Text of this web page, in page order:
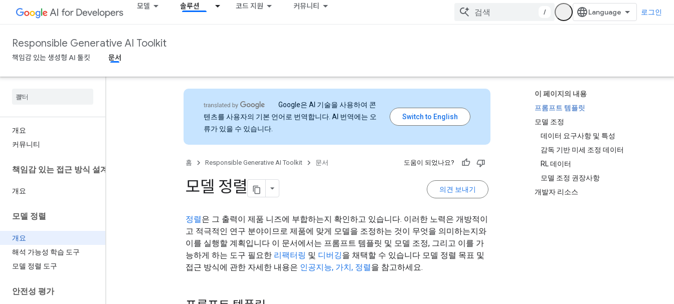
모델 솔루션 코드 지원 커뮤니티
/ 로그인
Responsible Generative AI Toolkit
책임감 있는 생성형 AI 툴킷 문서
개요
커뮤니티
책임감 있는 접근 방식 설계
개요
모델 정렬
개요
해석 가능성 학습 도구
모델 정렬 도구
안전성 평가
이 페이지의 내용
프롬프트 템플릿
모델 조정
데이터 요구사항 및 특성
감독 기반 미세 조정 데이터
RL 데이터
모델 조정 권장사항
개발자 리소스
Google은 AI 기술을 사용하여 콘
텐츠를 사용자의 기본 언어로 번역합니다. AI 번역에는 오
류가 있을 수 있습니다.
홈 Responsible Generative AI Toolkit 문서 도움이 되었나요?
의견 보내기
모델 정렬
정렬은 그 출력이 제품 니즈에 부합하는지 확인하고 있습니다. 이러한 노력은 개방적이
고 적극적인 연구 분야이므로 제품에 맞게 모델을 조정하는 것이 무엇을 의미하는지와
이를 실행할 계획입니다 이 문서에서는 프롬프트 템플릿 및 모델 조정, 그리고 이를 가
능하게 하는 도구 필요한 리팩터링 및 디버깅을 채택할 수 있습니다 모델 정렬 목표 및
접근 방식에 관한 자세한 내용은 인공지능, 가치, 정렬을 참고하세요.